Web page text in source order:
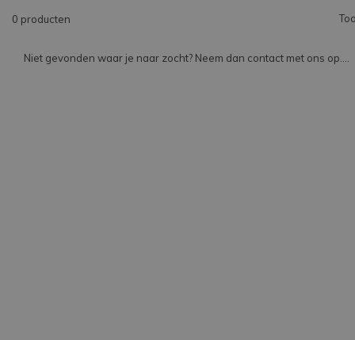
0 producten
Niet gevonden waar je naar zocht? Neem dan contact met ons op....